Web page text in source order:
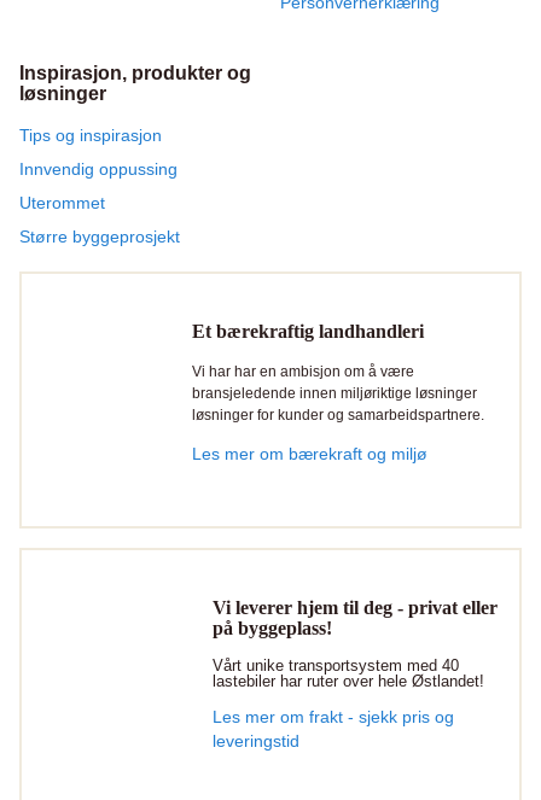
Inspirasjon, produkter og
løsninger
Tips og inspirasjon
Innvendig oppussing
Uterommet
Større byggeprosjekt
Et bærekraftig landhandleri
Vi har har en ambisjon om å være
bransjeledende innen miljøriktige løsninger
løsninger for kunder og samarbeidspartnere.
Les mer om bærekraft og miljø
Vi leverer hjem til deg - privat eller
på byggeplass!
Vårt unike transportsystem med 40
lastebiler har ruter over hele Østlandet!
Les mer om frakt - sjekk pris og
leveringstid